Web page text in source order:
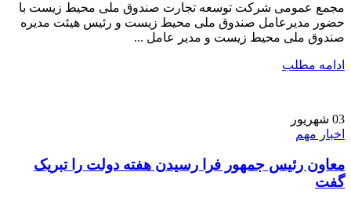
مجمع عمومی شرکت توسعه تجارت صندوق ملی محیط زیست با
حضور مدیرعامل صندوق ملی محیط زیست و رئیس هیئت مدیره
صندوق ملی محیط زیست و مدیر عامل ...
ادامه مطلب
03 شهریور
اخبار مهم
معاون رئیس جمهور فرا رسیدن هفته دولت را تبریک
گفت